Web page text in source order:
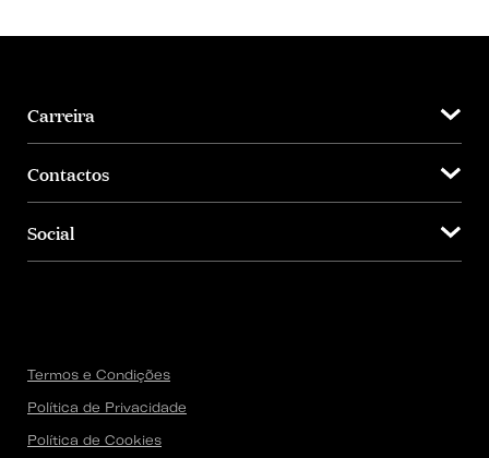
Carreira
Contactos
Social
Termos e Condições
Política de Privacidade
Política de Cookies